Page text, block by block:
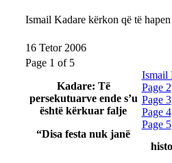
Ismail Kadare kërkon që të
16 Tetor 2006
Ismail
Page 2
Page 3
Page 4
Page 5
Page 1 of 5
Kadare: Të
persekutuarve ende s’u
është kërkuar falje
“Disa festa nuk janë